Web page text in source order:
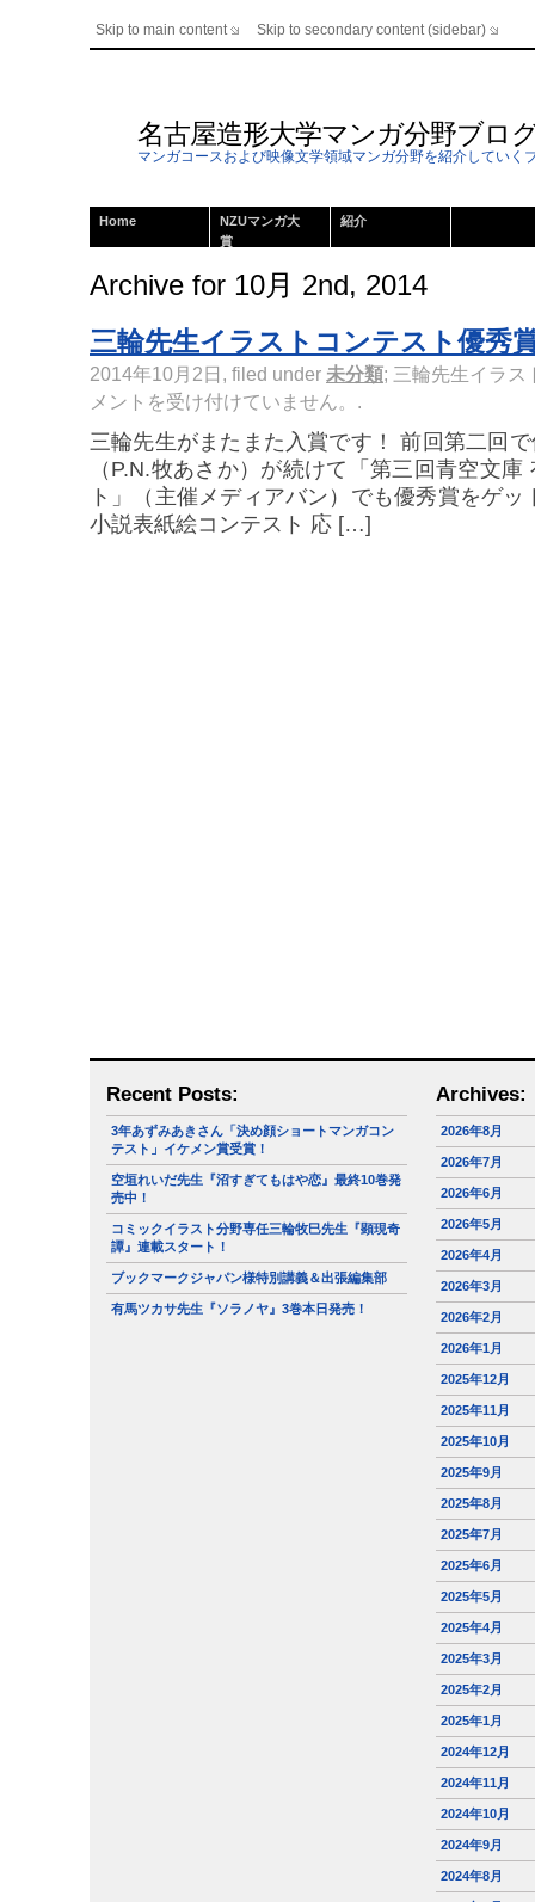
Skip to main content Skip to secondary content (sidebar)
名古屋造形大学マンガ分野ブロ
マンガコースおよび映像文学領域マンガ分野を紹介していく
Home
NZUマンガ大
賞
紹介
Archive for 10月 2nd, 2014
三輪先生イラストコンテスト優秀
2014年10月2日, filed under 未分類; 三輪先生イラス
メントを受け付けていません。 .
三輪先生がまたまた入賞です！ 前回第二回
（P.N.牧あさか）が続けて「第三回青空文
ト」（主催メディアバン）でも優秀賞をゲ
小説表紙絵コンテスト 応 […]
Recent Posts:
3年あずみあきさん「決め顔ショートマンガコン
テスト」イケメン賞受賞！
空垣れいだ先生『沼すぎてもはや恋』最終10巻発
売中！
コミックイラスト分野専任三輪牧巳先生『顕現奇
譚』連載スタート！
ブックマークジャパン様特別講義＆出張編集部
有馬ツカサ先生『ソラノヤ』3巻本日発売！
Archives:
2026年8月
2026年7月
2026年6月
2026年5月
2026年4月
2026年3月
2026年2月
2026年1月
2025年12月
2025年11月
2025年10月
2025年9月
2025年8月
2025年7月
2025年6月
2025年5月
2025年4月
2025年3月
2025年2月
2025年1月
2024年12月
2024年11月
2024年10月
2024年9月
2024年8月